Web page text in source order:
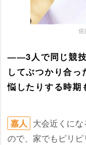
佐
――3人で同じ競技
してぶつかり合
悩したりする時期
嘉人 大会近くに
ので、家でもピリ